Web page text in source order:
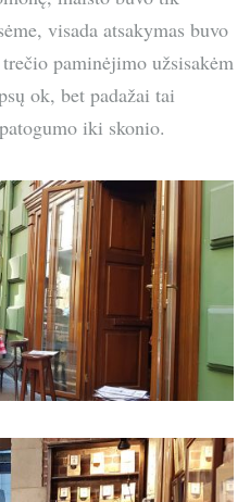
visada atsakymas buvo
paminėjimo užsisakėm
ok, bet padažai tai
iki skonio.